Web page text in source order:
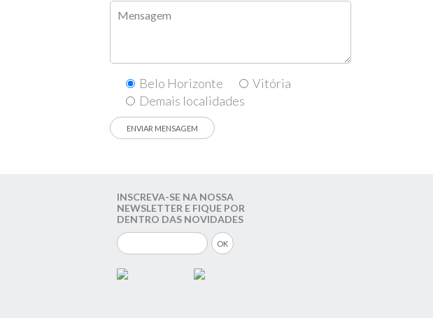
Belo Horizonte
Vitória
Demais localidades
INSCREVA-SE NA NOSSA
NEWSLETTER E FIQUE POR
DENTRO DAS NOVIDADES